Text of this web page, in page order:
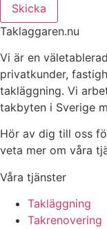
Skicka
Taklaggaren.nu
Vi är en
privatkunder,
takläggning. Vi
takbyten i Sverige
Hör av dig till oss
veta mer om våra
Våra tjänster
Takläggning
Takrenovering